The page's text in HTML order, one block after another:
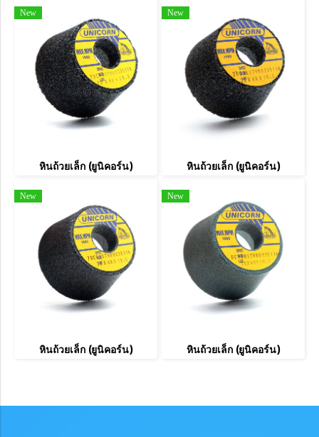
New
หินถ้วยเล็ก (ยูนิคอร์น)
New
หินถ้วยเล็ก (ยูนิคอร์น)
New
หินถ้วยเล็ก (ยูนิคอร์น)
New
หินถ้วยเล็ก (ยูนิคอร์น)